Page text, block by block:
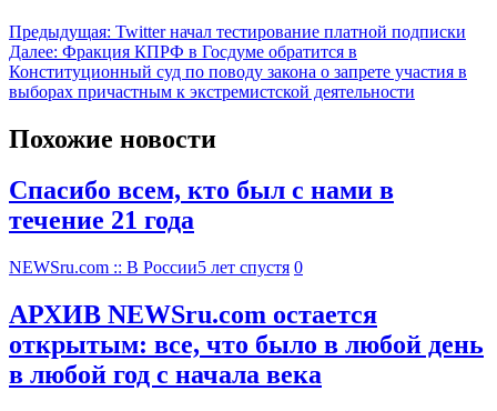
Предыдущая: Twitter начал тестирование платной подписки
Далее: Фракция КПРФ в Госдуме обратится в
Конституционный суд по поводу закона о запрете участия в
выборах причастным к экстремистской деятельности
Похожие новости
Спасибо всем, кто был с нами в
течение 21 года
NEWSru.com :: В России5 лет спустя 0
АРХИВ NEWSru.com остается
открытым: все, что было в любой день
в любой год с начала века